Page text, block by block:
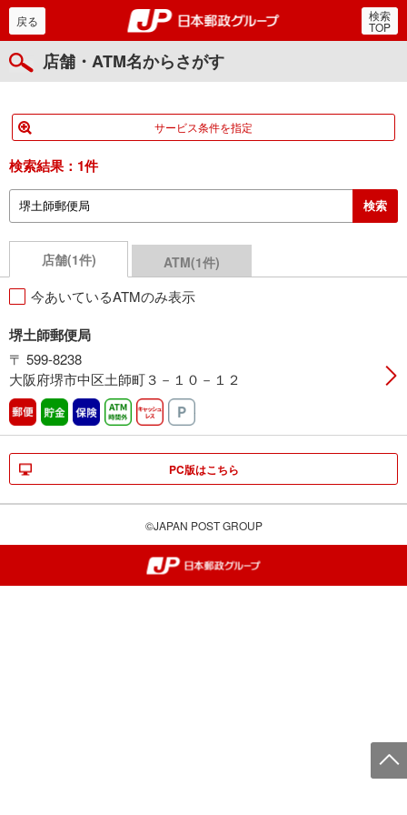
郵便局・日本郵政グルー
戻る 検索
TOP
店舗・ATM名からさがす
サービス条件を指定
検索結果： 1件
店舗(1件) ATM(1件)
今あいているATMのみ表示
堺土師郵便局
〒 599-8238
大阪府堺市中区土師町３－１０－１２
郵便 貯金 保険 ATM時間外キャッシュレス
PC版はこちら
©JAPAN POST GROUP